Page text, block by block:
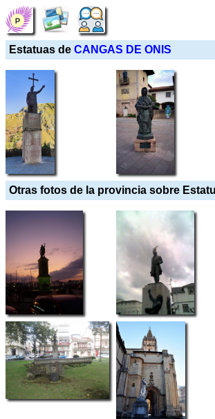
Estatuas de CANGAS DE ONIS
Otras fotos de la provincia sobre